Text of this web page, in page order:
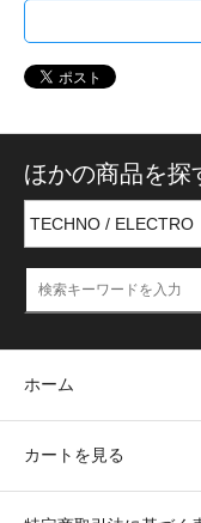
ほかの商品を探
ホーム
カートを見る